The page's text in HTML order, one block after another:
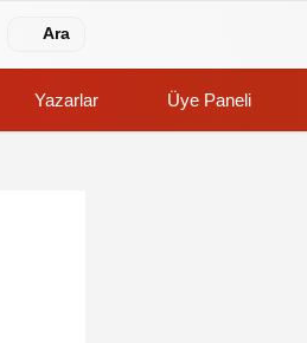
Ara
Yazarlar Üye Paneli